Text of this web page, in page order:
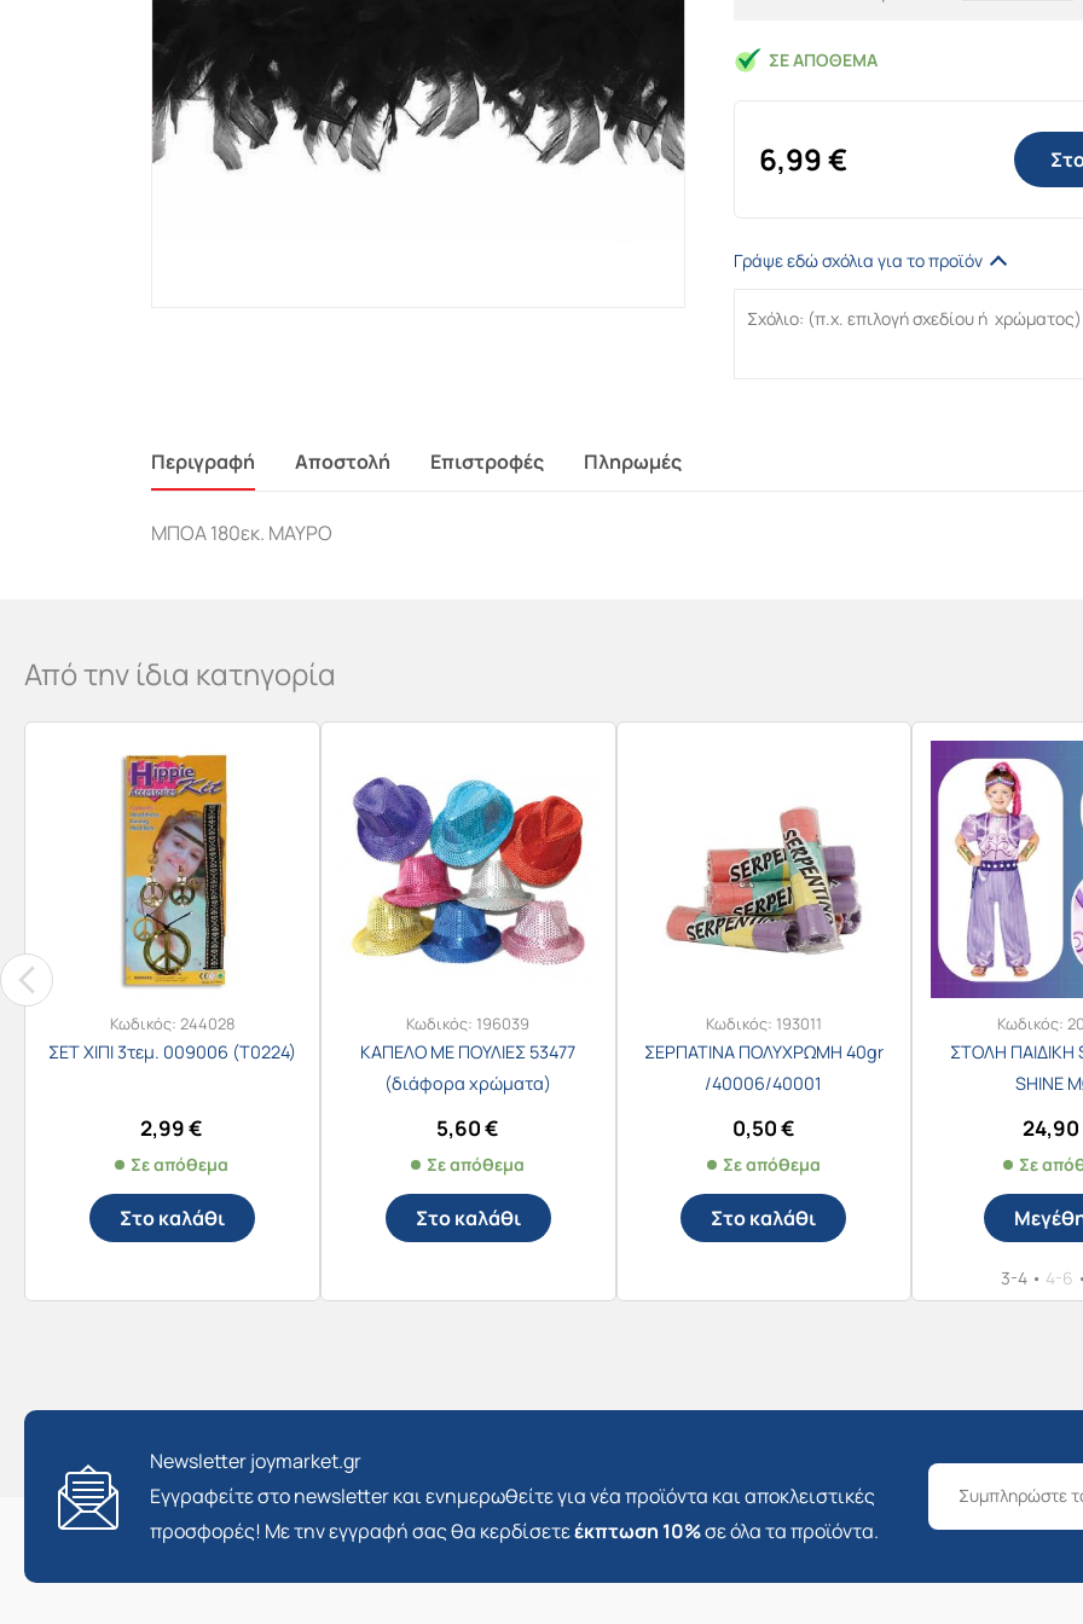
ΣΕ ΑΠΌΘΕΜΑ
6,99€
Γράψε εδώ σχόλια για το προϊόν
Περιγραφή Αποστολή Επιστροφές Πληρωμές
ΜΠΟΑ 180εκ. ΜΑΥΡΟ
Από την ίδια κατηγορία
Κωδικός: 244028
ΣΕΤ ΧΙΠΙ 3τεμ. 009006 (Τ0224)
2,99€
Σε απόθεμα
Στο καλάθι
Κωδικός: 196039
ΚΑΠΕΛΟ ΜΕ ΠΟΥΛΙΕΣ 53477
(διάφορα χρώματα)
5,60€
Σε απόθεμα
Στο καλάθι
Κωδικός: 193011
ΣΕΡΠΑΤΙΝΑ ΠΟΛΥΧΡΩΜΗ 40gr
/40006/40001
0,50€
Σε απόθεμα
Στο καλάθι
Κωδικός:
ΣΤΟΛΗ ΠΑΙΔΙΚΗ
SHINE
24,90
Σε
3-4 • 4-6 •
Οι
Newsletter joymarket.gr
Εγγραφείτε στο newsletter και ενημερωθείτε για νέα προϊόντα και αποκλειστικές
προσφορές! Με την εγγραφή σας θα κερδίσετεέκπτωση 10%σε όλα τα προϊόντα.